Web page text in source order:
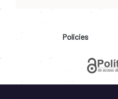
Policies